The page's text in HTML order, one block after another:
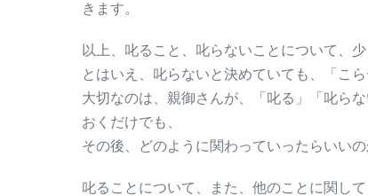
きます。
以上、叱ること、叱らないことについて、
とはいえ、叱らないと決めていても、「こ
大切なのは、親御さんが、「叱る」「叱ら
おくだけでも、
その後、どのように関わっていったらいい
叱ることについて、また、他のことに関し